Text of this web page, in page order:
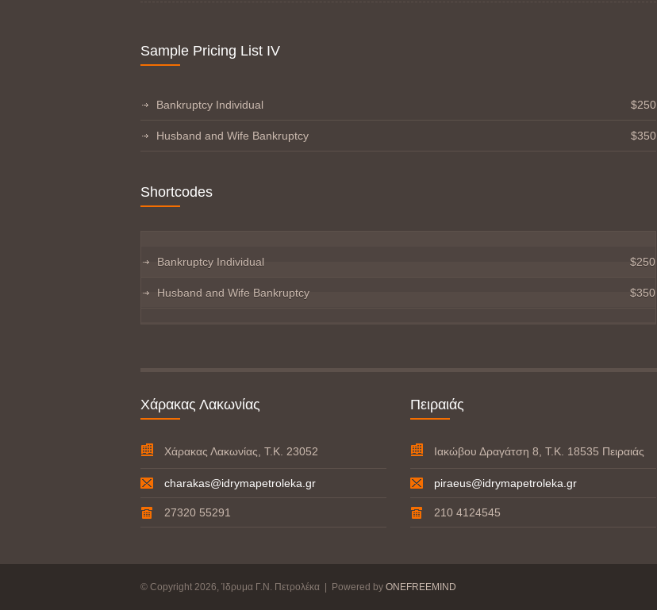
Sample Pricing List IV
Bankruptcy Individual $250
Husband and Wife Bankruptcy $350
Shortcodes
Bankruptcy Individual $250
Husband and Wife Bankruptcy $350
Χάρακας Λακωνίας
Χάρακας Λακωνίας, Τ.Κ. 23052
charakas@idrymapetroleka.gr
27320 55291
Πειραιάς
Ιακώβου Δραγάτση 8, Τ.Κ. 18535 Πειραιάς
piraeus@idrymapetroleka.gr
210 4124545
© Copyright 2026, Ίδρυμα Γ.Ν. Πετρολέκα | Powered by ONEFREEMIND